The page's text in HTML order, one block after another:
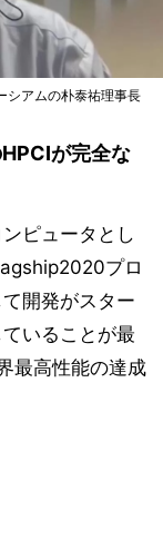
シアムの朴泰祐理事長
が完全な
ピュータとし
プロ
開発がスター
いることが最
最高性能の達成